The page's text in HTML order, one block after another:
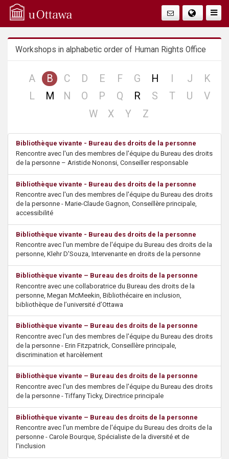
Q
u
Workshops in alphabetic order of Human Rights Office
Ano
record
B Cno
record
Dno
record
Eno
record
Fno
record
Gno
record
H
record
Jno
record
Kno
L M Nno
record
Ono
record
Pno
record
Qno
record
R Sno
Tno
Uno
Vno
Wno
Xno
Yno
Zno
Bibliothèque vivante - Bureau des droits de la personne
Rencontre avec l'un des membres de l'équipe du Bureau des droits
de la personne – Aristide Nononsi, Conseiller responsable
Bibliothèque vivante - Bureau des droits de la personne
Rencontre avec l'un des membres de l'équipe du Bureau des droits
de la personne - Marie-Claude Gagnon, Conseillère principale,
accessibilité
Bibliothèque vivante - Bureau des droits de la personne
Rencontre avec l'un membre de l'équipe du Bureau des droits de la
personne, Klehr D'Souza, Intervenante en droits de la personne
Bibliothèque vivante – Bureau des droits de la personne
Rencontre avec une collaboratrice du Bureau des droits de la
personne, Megan McMeekin, Bibliothécaire en inclusion,
bibliothèque de l’université d’Ottawa
Bibliothèque vivante – Bureau des droits de la personne
Rencontre avec l'un des membres de l'équipe du Bureau des droits
de la personne - Erin Fitzpatrick, Conseillère principale,
discrimination et harcèlement
Bibliothèque vivante – Bureau des droits de la personne
Rencontre avec l'un des membres de l'équipe du Bureau des droits
de la personne - Tiffany Ticky, Directrice principale
Bibliothèque vivante – Bureau des droits de la personne
Rencontre avec l'un membre de l'équipe du Bureau des droits de la
personne - Carole Bourque, Spécialiste de la diversité et de
l'inclusion